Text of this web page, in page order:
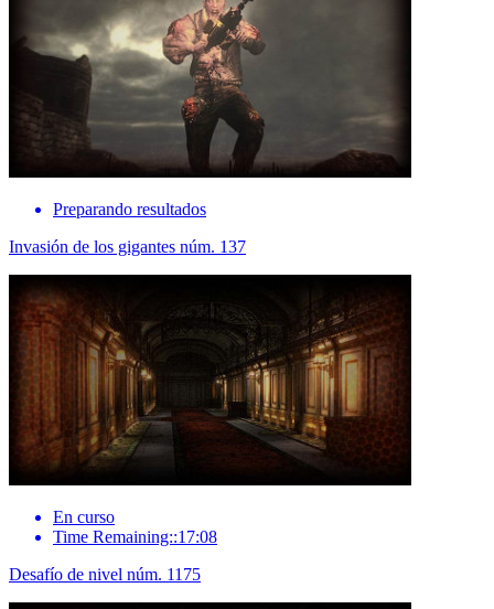
Preparando resultados
Invasión de los gigantes núm. 137
En curso
Time Remaining::17:08
Desafío de nivel núm. 1175